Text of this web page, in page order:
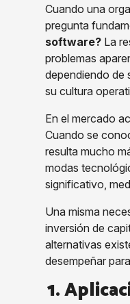
Cuando una
pregunta
software? La
problemas
dependiendo de
su cultura
En el mercado
Cuando se
resulta mucho
modas
significativo,
Una misma
inversión de
alternativas
desempeñar
1.